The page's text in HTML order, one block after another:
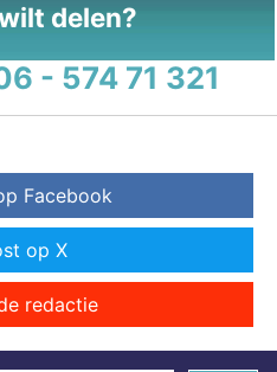
delen?
- 574 71 321
Facebook
op X
redactie